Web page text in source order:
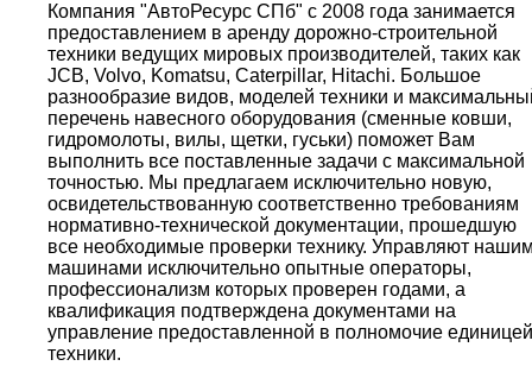
Компания "АвтоРесурс СПб" с 2008 года занимается
предоставлением в аренду дорожно-строительной
техники ведущих мировых производителей, таких как
JCB, Volvo, Komatsu, Caterpillar, Hitachi. Большое
разнообразие видов, моделей техники и
перечень навесного оборудования (сменные ковши,
гидромолоты, вилы, щетки, гуськи) поможет Вам
выполнить все поставленные задачи с максимальной
точностью. Мы предлагаем исключительно новую,
освидетельствованную соответственно требованиям
нормативно-технической документации, прошедшую
все необходимые проверки технику. Управляют
машинами исключительно опытные операторы,
профессионализм которых проверен годами, а
квалификация подтверждена документами на
управление предоставленной в полномочие единицей
техники.